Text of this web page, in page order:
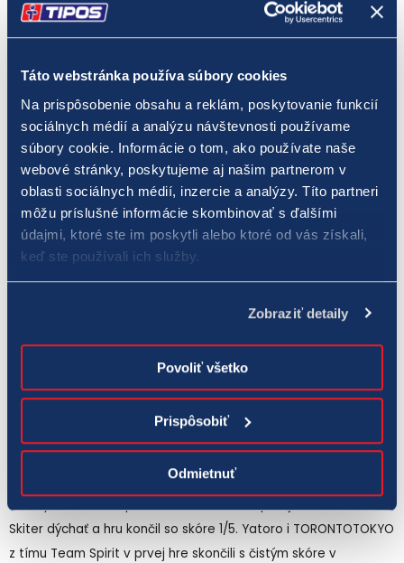
Táto webstránka používa súbory cookies
Na prispôsobenie obsahu a reklám, poskytovanie funkcií
sociálnych médií a analýzu návštevnosti používame
súbory cookie. Informácie o tom, ako používate naše
webové stránky, poskytujeme aj našim partnerom v
oblasti sociálnych médií, inzercie a analýzy. Títo partneri
môžu príslušné informácie skombinovať s ďalšími
údajmi, ktoré ste im poskytli alebo ktoré od vás získali,
keď ste používali ich služby.
Zobraziť detaily
Povoliť všetko
Prispôsobiť
Odmietnuť
Tundra Esports predviedli zbesilú jazdu celým Lower Bracketom
a na konci čakal tím, ktorý ich do celej tejto šlamastiky dostal.
Kto iný ako Team Spirit víťaz TI10. Hneď v prvej hre nedostal
Skiter dýchať a hru končil so skóre 1/5. Yatoro i TORONTOTOKYO
z tímu Team Spirit v prvej hre skončili s čistým skóre v